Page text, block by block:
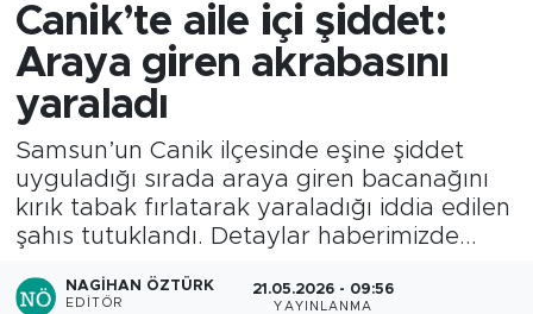
Canik’te aile içi şiddet:
Araya giren akrabasını
yaraladı
Samsun’un Canik ilçesinde eşine şiddet
uyguladığı sırada araya giren bacanağını
kırık tabak fırlatarak yaraladığı iddia edilen
şahıs tutuklandı. Detaylar haberimizde...
NAGIHAN ÖZTÜRK
EDITÖR
21.05.2026 - 09:56
YAYINLANMA
Süper Lig Puan Durumu ve Fikstür
Tüm Manşetler
Son Dakika Haberleri
Haber Arşivi